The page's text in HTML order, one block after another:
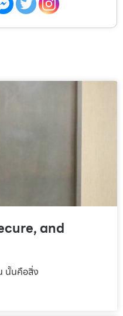
and
นั้นคือสิ่ง